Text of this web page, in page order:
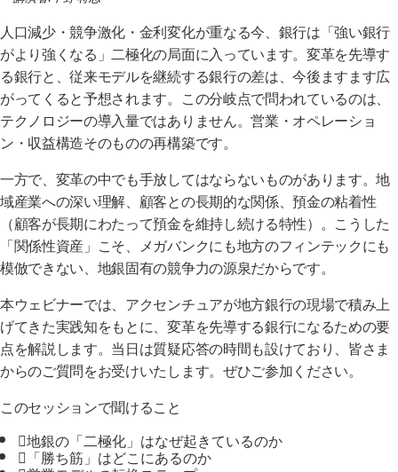
人口減少・競争激化・金利変化が重なる今、銀行は「強い銀行
がより強くなる」二極化の局面に入っています。変革を先導す
る銀行と、従来モデルを継続する銀行の差は、今後ますます広
がってくると予想されます。この分岐点で問われているのは、
テクノロジーの導入量ではありません。営業・オペレーショ
ン・収益構造そのものの再構築です。
一方で、変革の中でも手放してはならないものがあります。地
域産業への深い理解、顧客との長期的な関係、預金の粘着性
（顧客が長期にわたって預金を維持し続ける特性）。こうした
「関係性資産」こそ、メガバンクにも地方のフィンテックにも
模倣できない、地銀固有の競争力の源泉だからです。
本ウェビナーでは、アクセンチュアが地方銀行の現場で積み上
げてきた実践知をもとに、変革を先導する銀行になるための要
点を解説します。当日は質疑応答の時間も設けており、皆さま
からのご質問をお受けいたします。ぜひご参加ください。
このセッションで聞けること
地銀の「二極化」はなぜ起きているのか
「勝ち筋」はどこにあるのか